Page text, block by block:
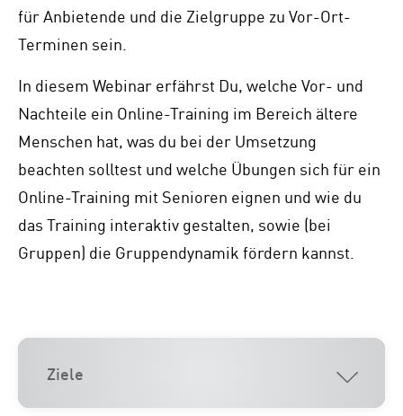
für Anbietende und die Zielgruppe zu Vor-Ort-
Terminen sein.
In diesem Webinar erfährst Du, welche Vor- und
Nachteile ein Online-Training im Bereich ältere
Menschen hat, was du bei der Umsetzung
beachten solltest und welche Übungen sich für ein
Online-Training mit Senioren eignen und wie du
das Training interaktiv gestalten, sowie (bei
Gruppen) die Gruppendynamik fördern kannst.
Ziele